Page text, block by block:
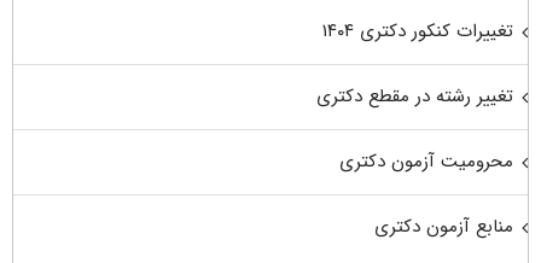
تغییرات کنکور دکتری ۱۴۰۴
تغییر رشته در مقطع دکتری
محرومیت آزمون دکتری
منابع آزمون دکتری